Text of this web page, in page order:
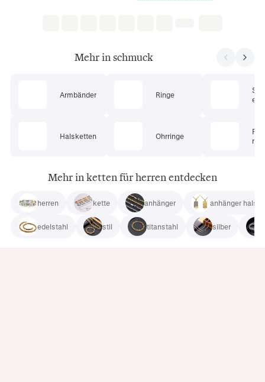
Mehr in schmuck
Armbänder
Halsketten
Ringe
Ohrringe
ets
Mehr in ketten für herren entdecken
herren kette anhänger anhänger
edelstahl stil titanstahl silber